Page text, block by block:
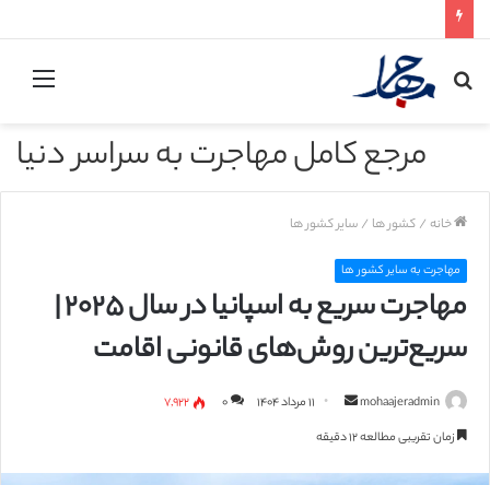
جستجو
مرجع کامل مهاجرت به سراسر دنیا
خانه / کشور ها / سایر کشور ها
مهاجرت به سایر کشور ها
مهاجرت سریع به اسپانیا در سال ۲۰۲۵ |
سریع‌ترین روش‌های قانونی اقامت
mohaajeradmin
ر
۱۱ مرداد ۱۴۰۴ ۰
۷,۹۲۲
زمان تقریبی مطالعه ۱۲ دقیقه